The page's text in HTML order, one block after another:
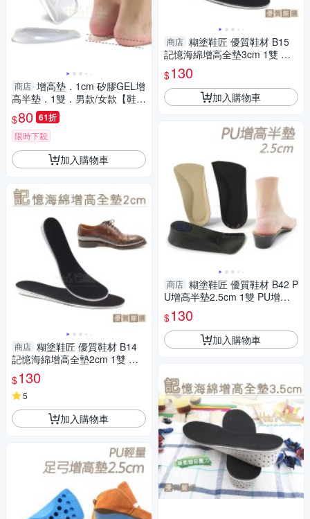
商店 增高墊．1cm 矽膠GEL增
高半墊．1雙．男款/女款【鞋鞋
俱樂部】【906-B27】
$80 61折
限時下殺
加入購物車
商店 糊塗鞋匠 優質鞋材 B14
記憶海綿增高全墊2cm 1雙 增
高鞋墊 記憶綿增高全墊 EVA增
高鞋墊 EVA增高墊
$130
5
加入購物車
商店 糊塗鞋匠 優質鞋材 B15
記憶海綿增高全墊3cm 1雙 增
高鞋墊 記憶綿增高全墊 EVA增
高鞋墊 EVA增高墊
$130
加入購物車
商店 糊塗鞋匠 優質鞋材 B42 P
U增高半墊2.5cm 1雙 PU增高
七分墊 PU增高鞋墊
$130
加入購物車